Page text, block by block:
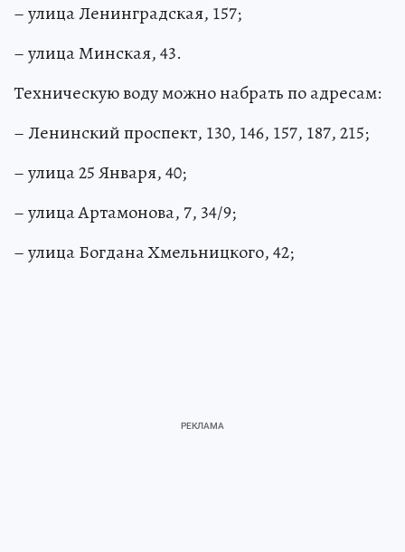
– улица Ленинградская, 157;
– улица Минская, 43.
Техническую воду можно набрать по адресам:
– Ленинский проспект, 130, 146, 157, 187, 215;
– улица 25 Января, 40;
– улица Артамонова, 7, 34/9;
– улица Богдана Хмельницкого, 42;